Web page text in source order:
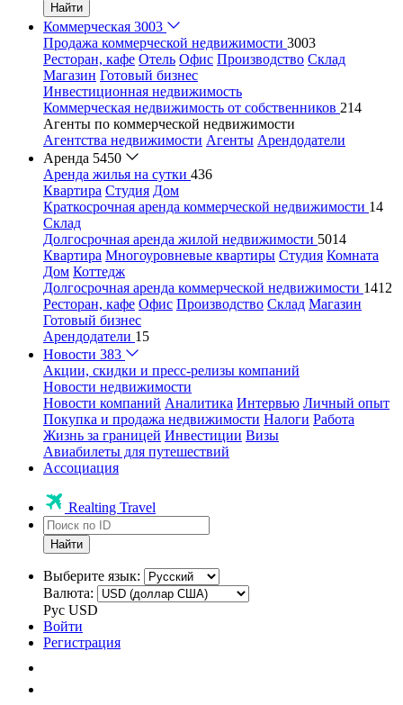
Найти
Коммерческая 3003
Продажа коммерческой недвижимости 3003
Ресторан, кафе Отель Офис Производство Склад
Магазин Готовый бизнес
Инвестиционная недвижимость
Коммерческая недвижимость от собственников 214
Агенты по коммерческой недвижимости
Агентства недвижимости Агенты Арендодатели
Аренда 5450
Аренда жилья на сутки 436
Квартира Студия Дом
Краткосрочная аренда коммерческой недвижимости 14
Склад
Долгосрочная аренда жилой недвижимости 5014
Квартира Многоуровневые квартиры Студия Комната
Дом Коттедж
Долгосрочная аренда коммерческой недвижимости 1412
Ресторан, кафе Офис Производство Склад Магазин
Готовый бизнес
Арендодатели 15
Новости 383
Акции, скидки и пресс-релизы компаний
Новости недвижимости
Новости компаний Аналитика Интервью Личный опыт
Покупка и продажа недвижимости Налоги Работа
Жизнь за границей Инвестиции Визы
Авиабилеты для путешествий
Ассоциация
Realting Travel
Найти
Выберите язык:
Валюта:
Рус USD
Войти
Регистрация